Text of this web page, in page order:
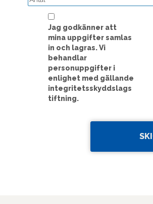
Jag godkänner att
mina uppgifter samlas
in och lagras. Vi
behandlar
personuppgifter i
enlighet med gällande
integritetsskyddslags
tiftning.